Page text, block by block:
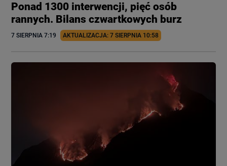
Ponad 1300 interwencji, pięć osób
rannych. Bilans czwartkowych burz
7 SIERPNIA 7:19 AKTUALIZACJA: 7 SIERPNIA 10:58